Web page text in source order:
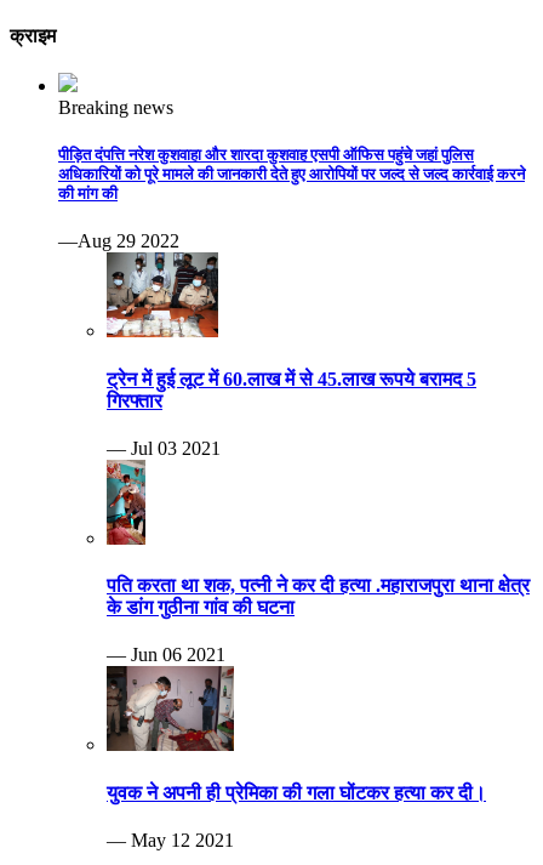
क्राइम
Breaking news
पीड़ित दंपत्ति नरेश कुशवाहा और शारदा कुशवाह एसपी ऑफिस पहुंचे जहां पुलिस
अधिकारियों को पूरे मामले की जानकारी देते हुए आरोपियों पर जल्द से जल्द कार्रवाई करने
की मांग की
—Aug 29 2022
ट्रेन में हुई लूट में 60.लाख में से 45.लाख रूपये बरामद 5
गिरफ्तार
— Jul 03 2021
पति करता था शक, पत्नी ने कर दी हत्या .महाराजपुरा थाना क्षेत्र
के डांग गुठीना गांव की घटना
— Jun 06 2021
युवक ने अपनी ही प्रेमिका की गला घोंटकर हत्या कर दी।
— May 12 2021